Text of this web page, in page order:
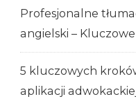
Profesjonalne
angielski –
5 kluczowych
aplikacji